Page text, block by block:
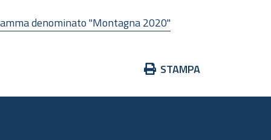
denominato "Montagna 2020"
Azioni
documento
STAMPA